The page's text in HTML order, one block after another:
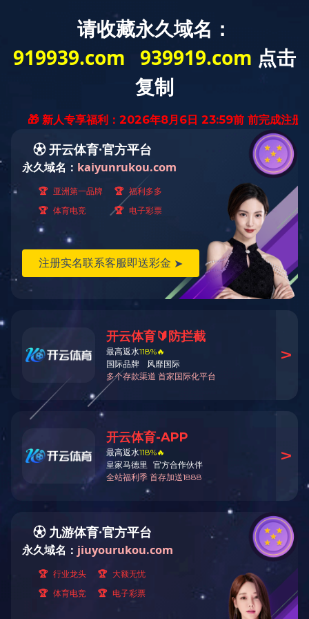
走进开云在线网站
首页>产品中心
产品中心
Product Center
中式酱卤首页
酱腌菜调味品首页
智慧餐厨
央厨预制菜调理首页
暂无内容